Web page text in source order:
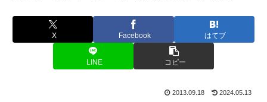
X Facebook はてブ
LINE コピー
2013.09.18 2024.05.13